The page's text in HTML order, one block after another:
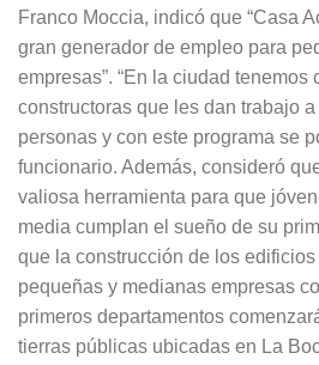
Franco Moccia, indicó que “Casa
gran generador de empleo para
empresas”. “En la ciudad tenemos
constructoras que les dan trabajo
personas y con este programa se
funcionario. Además, consideró
valiosa herramienta para que
media cumplan el sueño de su
que la construcción de los
pequeñas y medianas empresas
primeros departamentos
tierras públicas ubicadas en La